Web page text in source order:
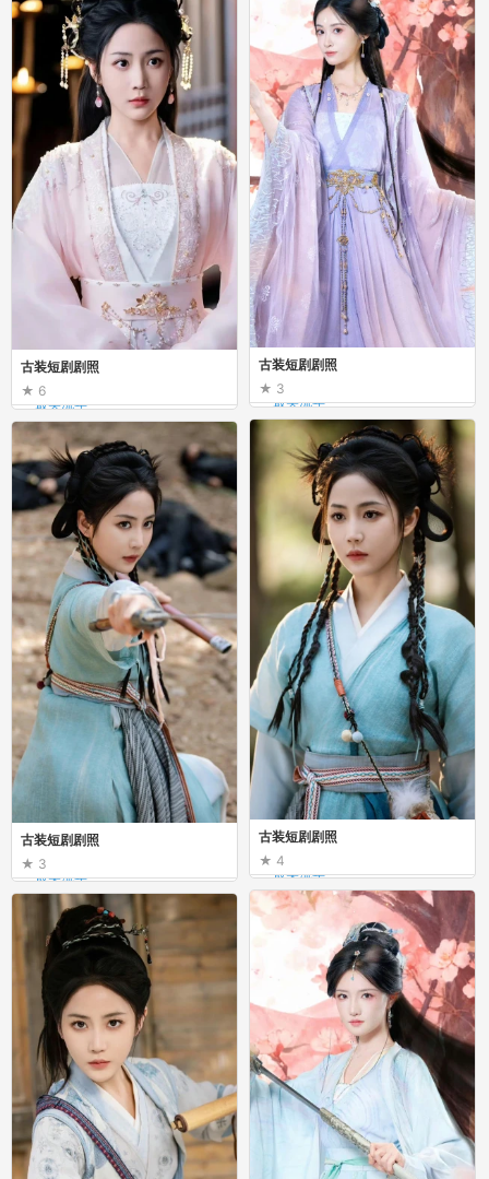
古装短剧剧照
3
_最美流年_
古装短剧剧照
古装短剧剧照
4
_最美流年_
古装短剧剧照
古装短剧剧照
6
_最美流年_
古装短剧剧照
古装短剧剧照
3
_最美流年_
古装短剧剧照